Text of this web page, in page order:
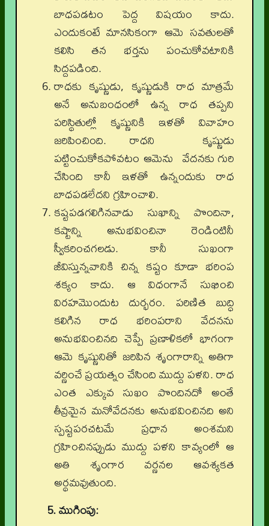
బాధపడటం పెద్ద విషయం కాదు.
ఎందుకంటే మానసికంగా ఆమె సవతులతో
కలిసి తన భర్తను పంచుకోవటానికి
సిద్దపడింది.
రాధకు కృష్ణుడు, కృష్ణుడుకి రాధ మాత్రమే
అనే అనుబంధంలో ఉన్న రాధ తప్పని
పరిస్థితుల్లో కృష్ణునికి ఇళతో వివాహం
జరిపించింది. రాధని కృష్ణుడు
పట్టించుకోకపోవటం ఆమెను వేదనకు గురి
చేసింది కానీ ఇళతో ఉన్నందుకు రాధ
బాధపడలేదని గ్రహించాలి.
కష్టపడగలిగినవాడు సుఖాన్ని పొందినా,
కష్టాన్ని అనుభవించినా రెండింటినీ
స్వీకరించగలడు. కానీ సుఖంగా
జీవిస్తున్నవానికి చిన్న కష్టం కూడా భరింప
శక్యం కాదు. ఆ విధంగానే సుఖించి
విరహమొందుట దుర్భరం. పరిణిత బుద్ధి
కలిగిన రాధ భరింపరాని వేదనను
అనుభవించినది చెప్పే ప్రణాళికలో భాగంగా
ఆమె కృష్ణునితో జరిపిన శృంగారాన్ని అతిగా
వర్ణించే ప్రయత్నం చేసింది ముద్దు పళని. రాధ
ఎంత ఎక్కువ సుఖం పొందినదో అంతే
తీవ్రమైన మనోవేదనకు అనుభవించినది అని
స్పష్టపరచటమే ప్రధాన అంశమని
గ్రహించినప్పుడు ముద్దు పళని కావ్యంలో ఆ
అతి శృంగార వర్ణనల ఆవశ్యకత
అర్థమవుతుంది.
5. ముగింపు: